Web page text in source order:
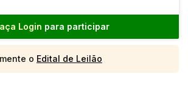
Login para participar
o Edital de Leilão